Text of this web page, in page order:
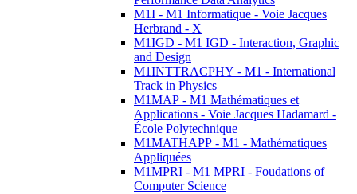
M1I - M1 Informatique - Voie Jacques
Herbrand - X
M1IGD - M1 IGD - Interaction, Graphic
and Design
M1INTTRACPHY - M1 - International
Track in Physics
M1MAP - M1 Mathématiques et
Applications - Voie Jacques Hadamard -
École Polytechnique
M1MATHAPP - M1 - Mathématiques
Appliquées
M1MPRI - M1 MPRI - Foudations of
Computer Science